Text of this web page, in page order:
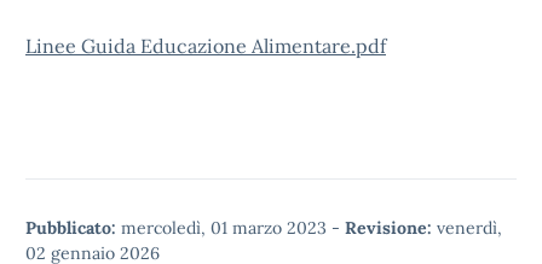
Linee Guida Educazione Alimentare.pdf
Pubblicato: mercoledì, 01 marzo 2023 - Revisione: venerdì,
02 gennaio 2026